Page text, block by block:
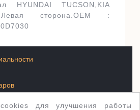
HYUNDAI TUCSON,KIA
Левая сторона.OEM :
для улучшения работы